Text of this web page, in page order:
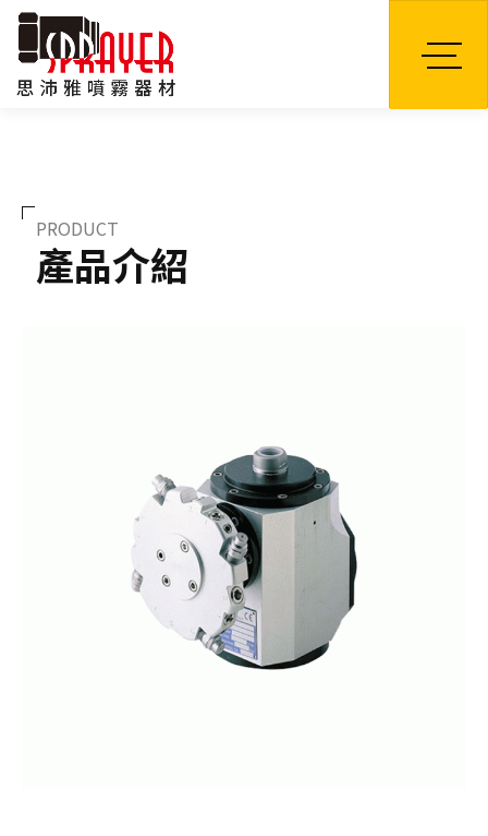
PRODUCT
產品介紹